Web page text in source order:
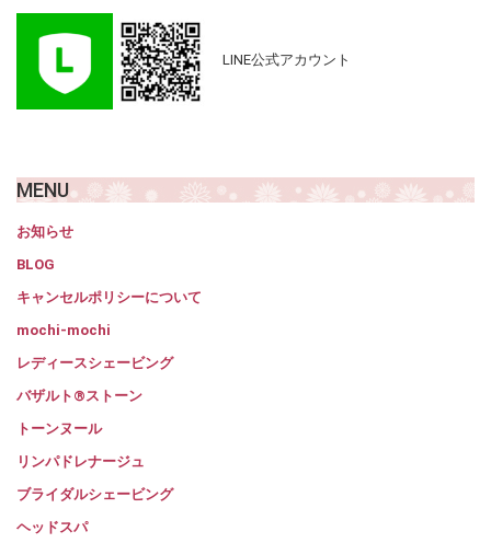
LINE公式アカウント
MENU
お知らせ
BLOG
キャンセルポリシーについて
mochi-mochi
レディースシェービング
バザルト®ストーン
トーンヌール
リンパドレナージュ
ブライダルシェービング
ヘッドスパ